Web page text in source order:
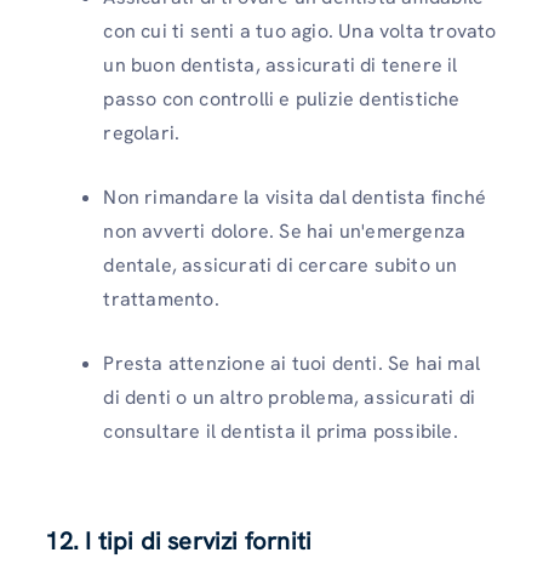
con cui ti senti a tuo agio. Una volta trovato
un buon dentista, assicurati di tenere il
passo con controlli e pulizie dentistiche
regolari.
Non rimandare la visita dal dentista finché
non avverti dolore. Se hai un'emergenza
dentale, assicurati di cercare subito un
trattamento.
Presta attenzione ai tuoi denti. Se hai mal
di denti o un altro problema, assicurati di
consultare il dentista il prima possibile.
12. I tipi di servizi forniti